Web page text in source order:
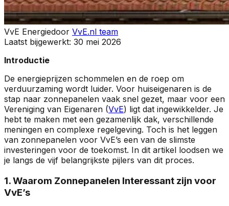
VvE Energiedoor VvE.nl team
Laatst bijgewerkt: 30 mei 2026
Introductie
De energieprijzen schommelen en de roep om
verduurzaming wordt luider. Voor huiseigenaren is de
stap naar zonnepanelen vaak snel gezet, maar voor een
Vereniging van Eigenaren (VvE) ligt dat ingewikkelder. Je
hebt te maken met een gezamenlijk dak, verschillende
meningen en complexe regelgeving. Toch is het leggen
van zonnepanelen voor VvE’s een van de slimste
investeringen voor de toekomst. In dit artikel loodsen we
je langs de vijf belangrijkste pijlers van dit proces.
1. Waarom Zonnepanelen Interessant zijn voor
VvE’s